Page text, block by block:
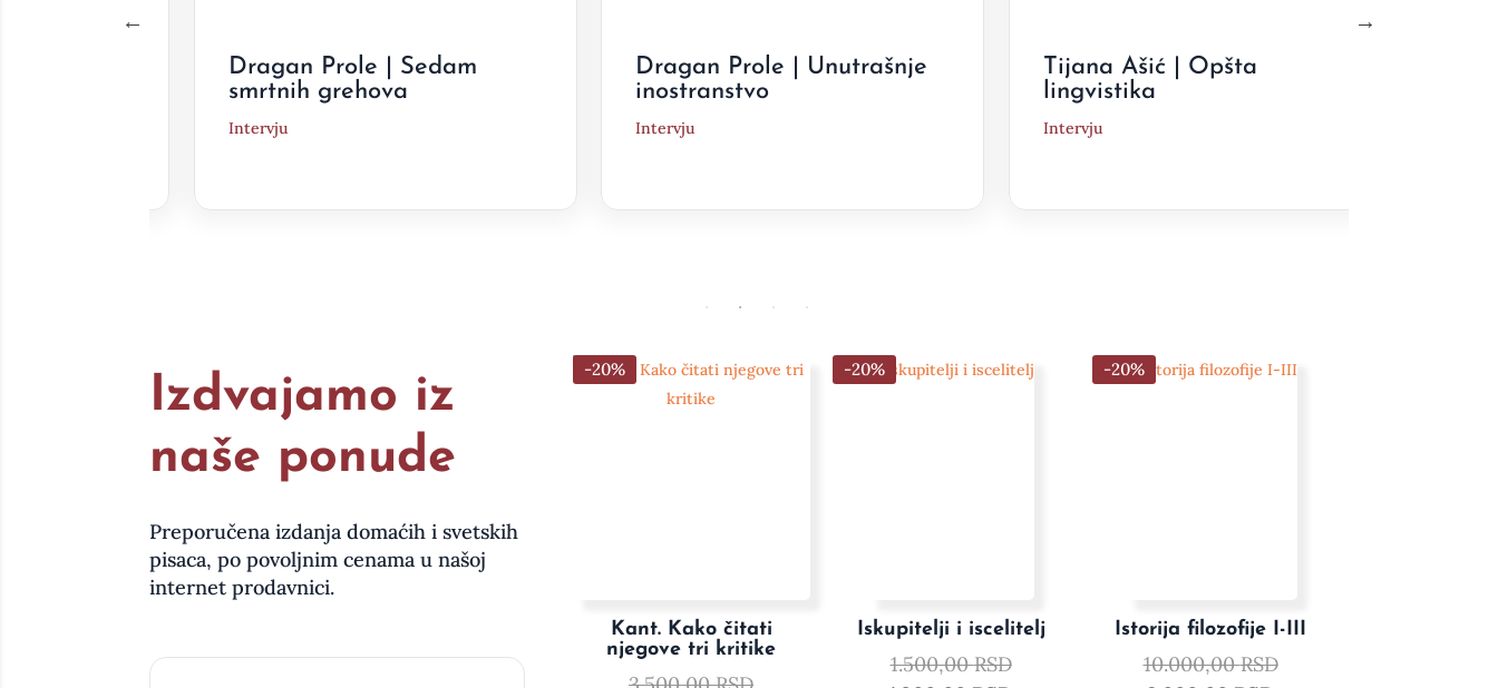
Dragan Prole | Sedam
smrtnih grehova
Intervju
Dragan Prole | Unutrašnje
inostranstvo
Intervju
Tijana Ašić | Opšta
lingvistika
Intervju
Izdvajamo iz
naše ponude
Preporučena izdanja domaćih i svetskih
pisaca, po povoljnim cenama u našoj
internet prodavnici.
-20%
Kant. Kako čitati
njegove tri kritike
-20%
Iskupitelji i iscelitelj
1.500,00RSD
-20%
Istorija filozofije I-III
10.000,00RSD